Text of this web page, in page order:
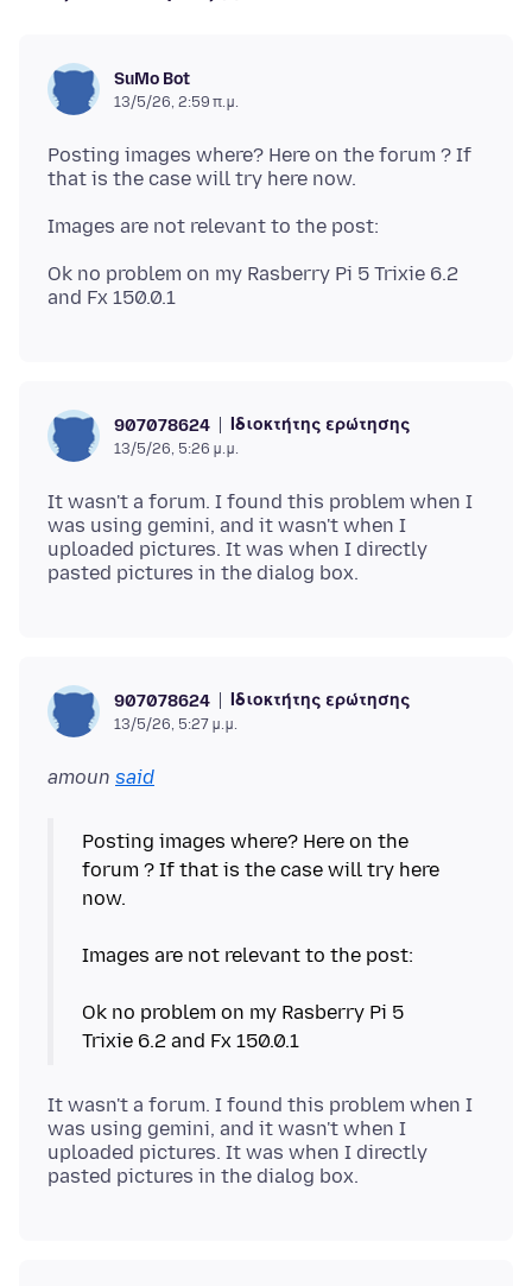
SuMo Bot
13/5/26, 2:59 π.μ.
Posting images where? Here on the forum ? If
Ok no problem on my Rasberry Pi 5 Trixie 6.2
907078624 Ιδιοκτήτης ερώτησης
13/5/26, 5:26 μ.μ.
It wasn't a forum. I found this problem when I
was using gemini, and it wasn't when I
uploaded pictures. It was when I directly
907078624 Ιδιοκτήτης ερώτησης
13/5/26, 5:27 μ.μ.
amoun said
Posting images where? Here on the
forum ? If that is the case will try here
now.
Images are not relevant to the post:
Ok no problem on my Rasberry Pi 5
It wasn't a forum. I found this problem when I
was using gemini, and it wasn't when I
uploaded pictures. It was when I directly